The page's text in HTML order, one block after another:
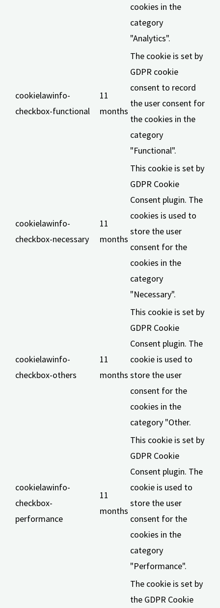
cookies in the
category
"Analytics".
cookielawinfo-
checkbox-functional
11
months
The cookie is set by
GDPR cookie
consent to record
the user consent for
the cookies in the
category
"Functional".
cookielawinfo-
checkbox-necessary
11
months
This cookie is set by
GDPR Cookie
Consent plugin. The
cookies is used to
store the user
consent for the
cookies in the
category
"Necessary".
cookielawinfo-
checkbox-others
11
months
This cookie is set by
GDPR Cookie
Consent plugin. The
cookie is used to
store the user
consent for the
cookies in the
category "Other.
cookielawinfo-
checkbox-
performance
11
months
This cookie is set by
GDPR Cookie
Consent plugin. The
cookie is used to
store the user
consent for the
cookies in the
category
"Performance".
The cookie is set by
the GDPR Cookie